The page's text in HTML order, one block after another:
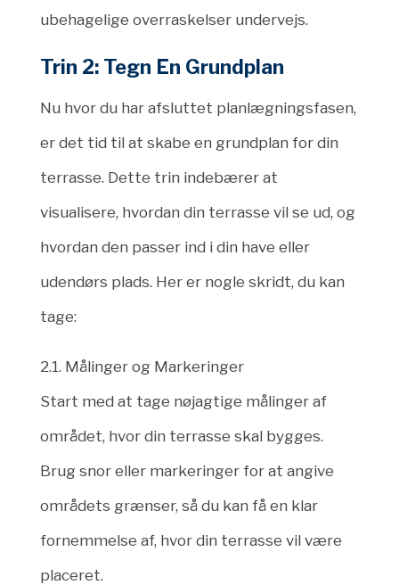
ubehagelige overraskelser undervejs.
Trin 2: Tegn En Grundplan
Nu hvor du har afsluttet planlægningsfasen,
er det tid til at skabe en grundplan for din
terrasse. Dette trin indebærer at
visualisere, hvordan din terrasse vil se ud, og
hvordan den passer ind i din have eller
udendørs plads. Her er nogle skridt, du kan
tage:
2.1. Målinger og Markeringer
Start med at tage nøjagtige målinger af
området, hvor din terrasse skal bygges.
Brug snor eller markeringer for at angive
områdets grænser, så du kan få en klar
fornemmelse af, hvor din terrasse vil være
placeret.